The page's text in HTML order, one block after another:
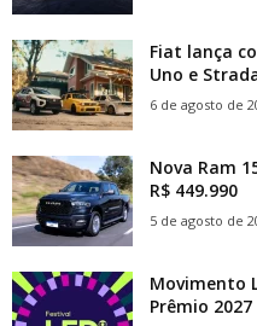
Fiat lança
Uno e
6 de agosto de
Nova Ram
R$ 449.990
5 de agosto de
Movimento
Prêmio 2027